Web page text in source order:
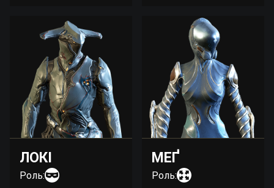
ЛОКІ
Роль:
МЕҐ
Роль: